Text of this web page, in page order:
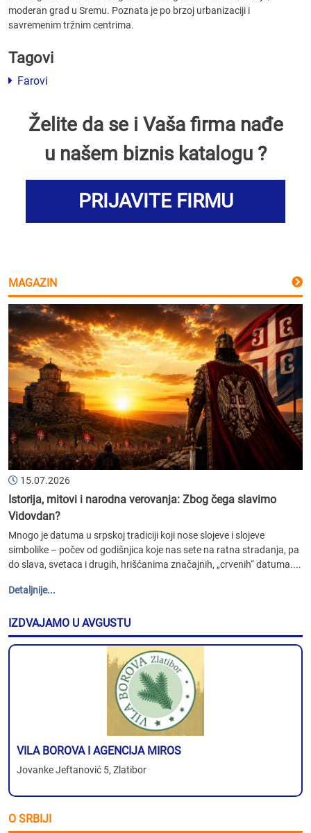
moderan grad u Sremu. Poznata je po brzoj urbanizaciji i
savremenim tržnim centrima.
Tagovi
Farovi
Želite da se i Vaša firma nađe
u našem biznis katalogu ?
PRIJAVITE FIRMU
MAGAZIN
15.07.2026
Istorija, mitovi i narodna verovanja: Zbog čega slavimo
Vidovdan?
Mnogo je datuma u srpskoj tradiciji koji nose slojeve i slojeve
simbolike – počev od godišnjica koje nas sete na ratna stradanja, pa
do slava, svetaca i drugih, hrišćanima značajnih, „crvenih“ datuma....
Detaljnije...
IZDVAJAMO U AVGUSTU
VILA BOROVA I AGENCIJA MIROS
Jovanke Jeftanović 5, Zlatibor
O SRBIJI